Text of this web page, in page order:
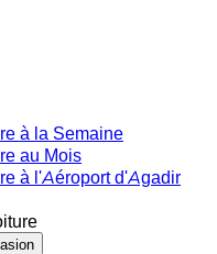
à la Semaine
au Mois
à l'Aéroport d'Agadir